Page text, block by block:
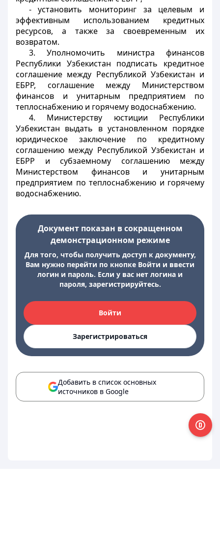
- установить мониторинг за целевым и
эффективным использованием кредитных
ресурсов, а также за своевременным их
возвратом.
3. Уполномочить министра финансов
Республики Узбекистан подписать кредитное
соглашение между Республикой Узбекистан и
ЕБРР, соглашение между Министерством
финансов и унитарным предприятием по
теплоснабжению и горячему водоснабжению.
4. Министерству юстиции Республики
Узбекистан выдать в установленном порядке
юридическое заключение по кредитному
соглашению между Республикой Узбекистан и
ЕБРР и субзаемному соглашению между
Министерством финансов и унитарным
предприятием по теплоснабжению и горячему
водоснабжению.
Документ показан в сокращенном
демонстрационном режиме
Для того, чтобы получить доступ к документу,
Вам нужно перейти по кнопке Войти и ввести
логин и пароль. Если у вас нет логина и
пароля, зарегистрируйтесь.
Войти
Зарегистрироваться
Добавить в список основных
источников в Google